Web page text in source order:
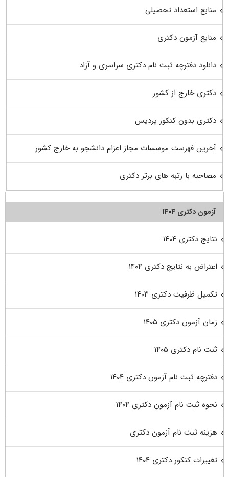
منابع استعداد تحصیلی
منابع آزمون دکتری
دانلود دفترچه ثبت نام دکتری سراسری و آزاد
دکتری خارج از کشور
دکتری بدون کنکور پردیس
آخرین فهرست موسسات مجاز اعزام دانشجو به خارج کشور
مصاحبه با رتبه های برتر دکتری
آزمون دکتری ۱۴۰۴
نتایج دکتری ۱۴۰۴
اعتراض به نتایج دکتری ۱۴۰۴
تکمیل ظرفیت دکتری ۱۴۰۳
زمان آزمون دکتری ۱۴۰۵
ثبت نام دکتری ۱۴۰۵
دفترچه ثبت نام آزمون دکتری ۱۴۰۴
نحوه ثبت نام آزمون دکتری ۱۴۰۴
هزینه ثبت نام آزمون دکتری
تغییرات کنکور دکتری ۱۴۰۴